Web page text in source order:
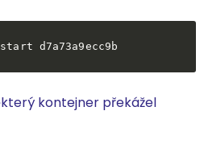
d7a73a9ecc9b
kontejner překážel